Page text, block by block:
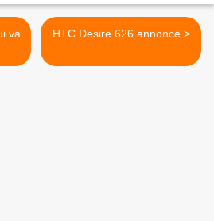
HTC Desire 626 annoncé >